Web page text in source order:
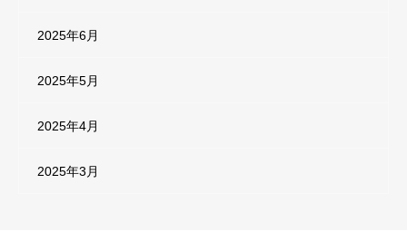
2025年6月
2025年5月
2025年4月
2025年3月